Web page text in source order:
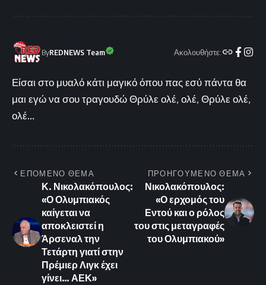
ByREDNEWS Team Ακολουθήστε:
Είσαι στο μυαλό κάτι μαγικό όπου πας εσύ πάντα θα
μαι εγώ να σου τραγουδώ Θρύλε ολέ, ολέ, Θρύλε ολέ,
ολέ...
ΕΠΟΜΕΝΟ ΘΕΜΑ
Κ. Νικολακόπουλος:
«Ο Ολυμπιακός
καίγεται να
αποκλειστεί η
Άρσεναλ την
Τετάρτη γιατί στην
Πρέμιερ Λιγκ έχει
γίνει… ΑΕΚ»
ΠΡΟΗΓΟΥΜΕΝΟ ΘΕΜΑ
Νικολακόπουλος:
«Ο ερχομός του
Εντού και ο ρόλος
του στις μεταγραφές
του Ολυμπιακού»